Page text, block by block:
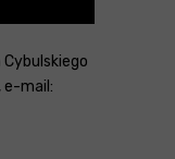
Cybulskiego
e-mail: